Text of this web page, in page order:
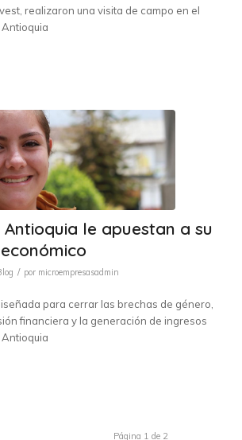
realizaron una visita de campo en el
Antioquia le apuestan a su
/ por microempresasadmin
para cerrar las brechas de género,
financiera y la generación de ingresos
Página 1 de 2